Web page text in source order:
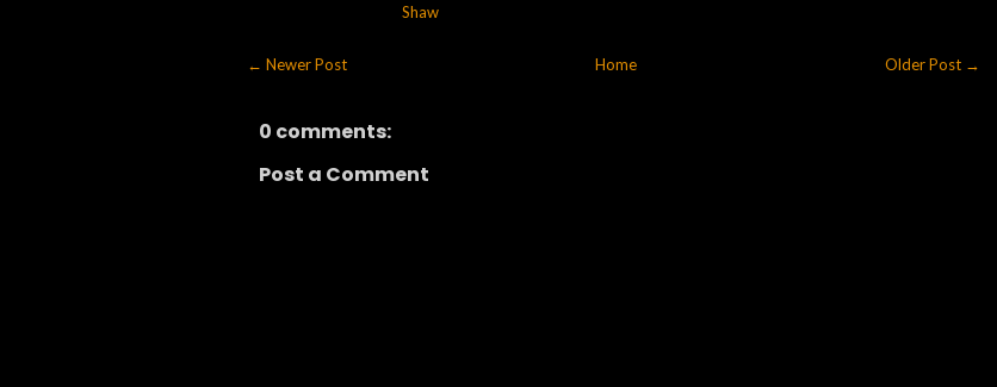
Shaw
← Newer Post Older Post →
Home
0 comments:
Post a Comment